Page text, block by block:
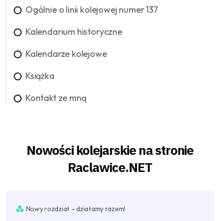
Ogólnie o linii kolejowej numer 137
Kalendarium historyczne
Kalendarze kolejowe
Książka
Kontakt ze mną
Nowości kolejarskie na stronie
Raclawice.NET
Nowy rozdział – działamy razem!